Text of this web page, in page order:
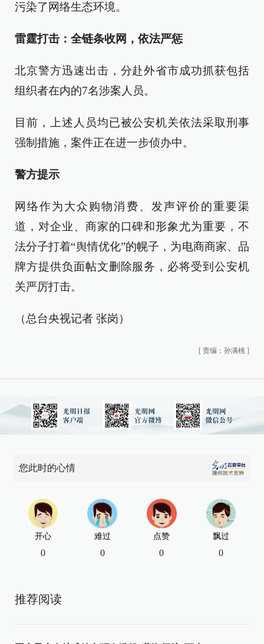
污染了网络生态环境。
雷霆打击：全链条收网，依法严惩
北京警方迅速出击，分赴外省市成功抓获包括
组织者在内的7名涉案人员。
目前，上述人员均已被公安机关依法采取刑事
强制措施，案件正在进一步侦办中。
警方提示
网络作为大众购物消费、发声评价的重要渠
道，对企业、商家的口碑和形象尤为重要，不
法分子打着“舆情优化”的幌子，为电商商家、品
牌方提供负面帖文删除服务，必将受到公安机
关严厉打击。
（总台央视记者 张岗）
[ 责编：孙满桃 ]
您此时的心情
开心
0
难过
0
点赞
0
飘过
0
推荐阅读